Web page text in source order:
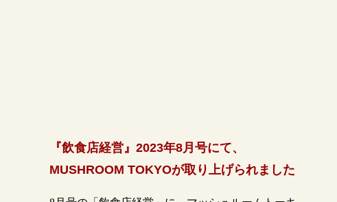
『飲食店経営』2023年8月号にて、
MUSHROOM TOKYOが取り上げられました